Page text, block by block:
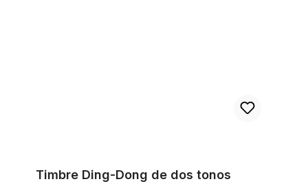
Timbre Ding-Dong de dos tonos